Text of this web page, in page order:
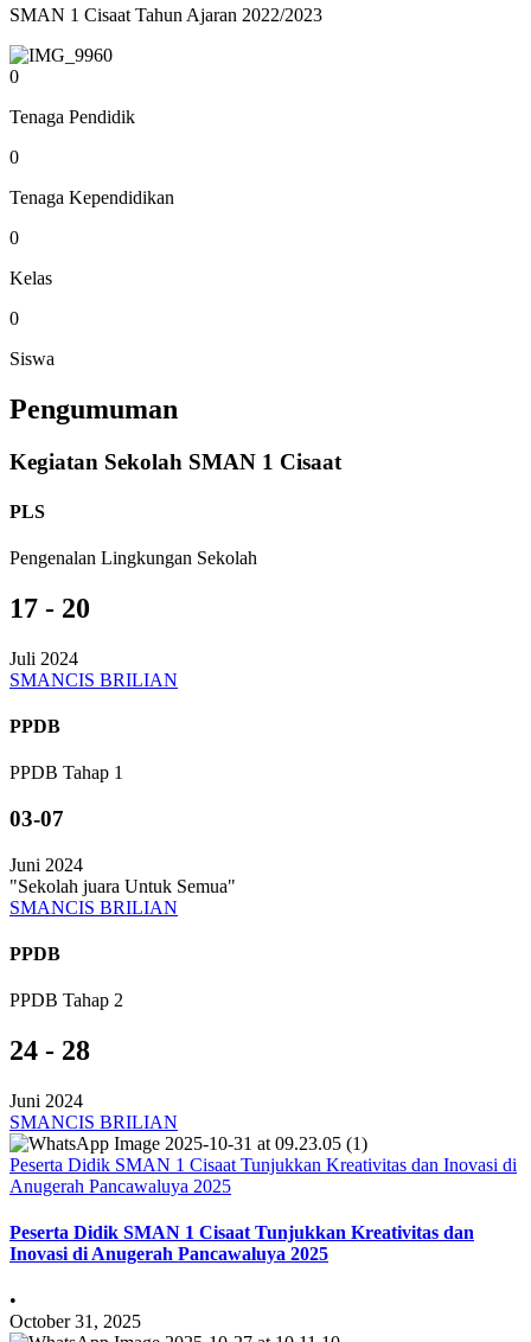
SMAN 1 Cisaat Tahun Ajaran 2022/2023
0
Tenaga Pendidik
0
Tenaga Kependidikan
0
Kelas
0
Siswa
Pengumuman
Kegiatan Sekolah SMAN 1 Cisaat
PLS
Pengenalan Lingkungan Sekolah
17 - 20
Juli 2024
SMANCIS BRILIAN
PPDB
PPDB Tahap 1
03-07
Juni 2024
"Sekolah juara Untuk Semua"
SMANCIS BRILIAN
PPDB
PPDB Tahap 2
24 - 28
Juni 2024
SMANCIS BRILIAN
Peserta Didik SMAN 1 Cisaat Tunjukkan Kreativitas dan Inovasi di
Anugerah Pancawaluya 2025
Peserta Didik SMAN 1 Cisaat Tunjukkan Kreativitas dan
Inovasi di Anugerah Pancawaluya 2025
•
October 31, 2025